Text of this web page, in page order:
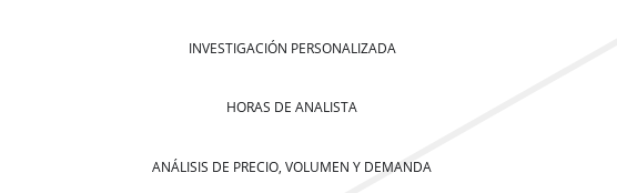
INVESTIGACIÓN PERSONALIZADA
HORAS DE ANALISTA
ANÁLISIS DE PRECIO, VOLUMEN Y DEMANDA